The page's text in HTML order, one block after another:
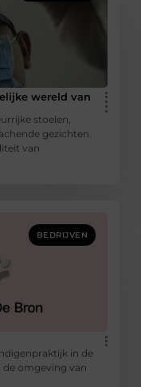
wereld van
stoelen,
gezichten.
van
BEDRIJVEN
in de
de omgeving van